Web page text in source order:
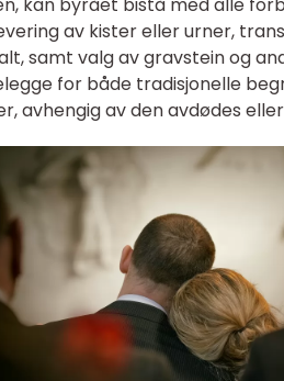
av kister eller urner,
samt valg av gravstein og
for både tradisjonelle
avhengig av den avdødes